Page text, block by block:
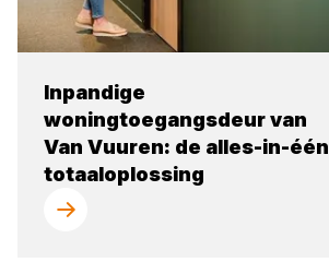
Inpandige
woningtoegangsdeur van
Van Vuuren: de alles-in-één
totaaloplossing